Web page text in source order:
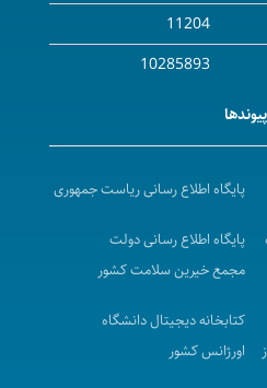
a Call for Collaboration to
students for the
همکاری جهت پذیرش دانشجویان بین
در سال 1405-1406
واگذاری محل ساختمان مرکز دیالیز
شهرستان بیجار به بالاترین
11204
10285893
پیوندها
پایگاه اطلاع رسانی ریاست جمهوری
پایگاه اطلاع رسانی دولت
مجمع خیرین سلامت کشور
کتابخانه دیجیتال دانشگاه
اورژانس کشور